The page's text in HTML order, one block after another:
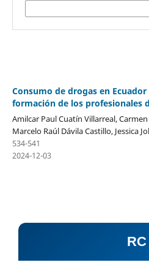
Consumo de drogas en
formación de los profesionales
Amilcar Paul Cuatín Villarreal,
Marcelo Raúl Dávila Castillo, Jessica
534-541
2024-12-03
RC